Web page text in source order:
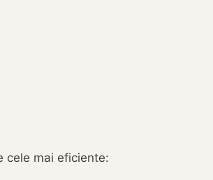
cele mai eficiente: